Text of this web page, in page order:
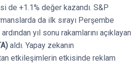
de +1.1% değer kazandı. S&P
da ilk sırayı Perşembe
yıl sonu rakamlarını açıklayan
aldı. Yapay zekanın
etkileşimlerin etkisinde reklam